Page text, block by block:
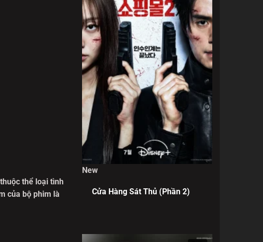
thể loại tình
của bộ phim là
Tầm (Lâm
New
Cửa Hàng Sát Thủ (Phần 2)